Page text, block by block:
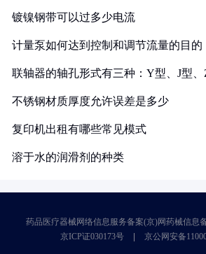
镀镍钢带可以过多少电流
计量泵如何达到控制和调节流量的目的
联轴器的轴孔形式有三种：Y型、J型、
不锈钢材质厚度允许误差是多少
复印机出租有哪些常见模式
溶于水的润滑剂的种类
药品医疗器械网络信息服务备案(京)网药械信息
京ICP证030173号
京公网安备